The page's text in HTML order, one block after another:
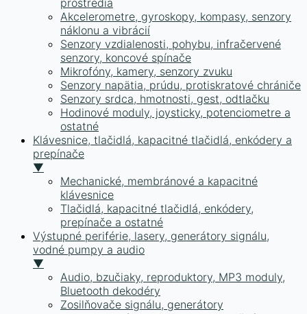
prostredia
Akcelerometre, gyroskopy, kompasy, senzory
náklonu a vibrácií
Senzory vzdialenosti, pohybu, infračervené
senzory, koncové spínače
Mikrofóny, kamery, senzory zvuku
Senzory napätia, prúdu, protiskratové chrániče
Senzory srdca, hmotnosti, gest, odtlačku
Hodinové moduly, joysticky, potenciometre a
ostatné
Klávesnice, tlačidlá, kapacitné tlačidlá, enkódery a
prepínače
▼
Mechanické, membránové a kapacitné
klávesnice
Tlačidlá, kapacitné tlačidlá, enkódery,
prepínače a ostatné
Výstupné periférie, lasery, generátory signálu,
vodné pumpy a audio
▼
Audio, bzučiaky, reproduktory, MP3 moduly,
Bluetooth dekodéry
Zosilňovače signálu, generátory